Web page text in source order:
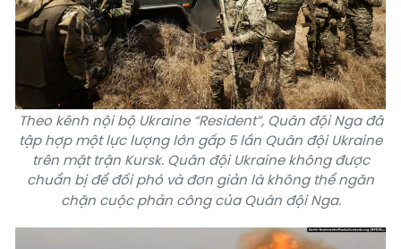
Theo kênh nội bộ Ukraine “Resident”, Quân đội Nga đã
tập hợp một lực lượng lớn gấp 5 lần Quân đội Ukraine
trên mặt trận Kursk. Quân đội Ukraine không được
chuẩn bị để đối phó và đơn giản là không thể ngăn
chặn cuộc phản công của Quân đội Nga.